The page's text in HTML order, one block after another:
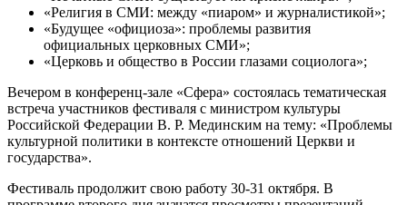
«Религия в СМИ: между «пиаром» и журналистикой»;
«Будущее «официоза»: проблемы развития
официальных церковных СМИ»;
«Церковь и общество в России глазами социолога»;
Вечером в конференц-зале «Сфера» состоялась тематическая
встреча участников фестиваля с министром культуры
Российской Федерации В. Р. Мединским на тему: «Проблемы
культурной политики в контексте отношений Церкви и
государства».
Фестиваль продолжит свою работу 30-31 октября. В